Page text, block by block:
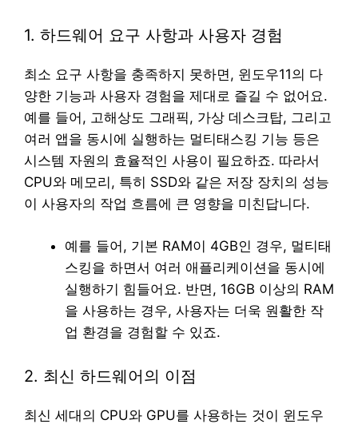
1. 하드웨어 요구 사항과 사용자 경험
최소 요구 사항을 충족하지 못하면, 윈도우11의 다
양한 기능과 사용자 경험을 제대로 즐길 수 없어요.
예를 들어, 고해상도 그래픽, 가상 데스크탑, 그리고
여러 앱을 동시에 실행하는 멀티태스킹 기능 등은
시스템 자원의 효율적인 사용이 필요하죠. 따라서
CPU와 메모리, 특히 SSD와 같은 저장 장치의 성능
이 사용자의 작업 흐름에 큰 영향을 미친답니다.
예를 들어, 기본 RAM이 4GB인 경우, 멀티태
스킹을 하면서 여러 애플리케이션을 동시에
실행하기 힘들어요. 반면, 16GB 이상의 RAM
을 사용하는 경우, 사용자는 더욱 원활한 작
업 환경을 경험할 수 있죠.
2. 최신 하드웨어의 이점
최신 세대의 CPU와 GPU를 사용하는 것이 윈도우